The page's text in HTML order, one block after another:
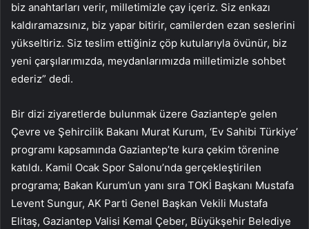
biz anahtarları verir, milletimizle çay içeriz. Siz enkazı
kaldıramazsınız, biz yapar bitirir, camilerden ezan seslerini
yükseltiriz. Siz teslim ettiğiniz çöp kutularıyla övünür, biz
yeni çarşılarımızda, meydanlarımızda milletimizle sohbet
ederiz” dedi.
Bir dizi ziyaretlerde bulunmak üzere Gaziantep’e gelen
Çevre ve Şehircilik Bakanı Murat Kurum, ‘Ev Sahibi Türkiye’
programı kapsamında Gaziantep’te kura çekim törenine
katıldı. Kamil Ocak Spor Salonu’nda gerçekleştirilen
programa; Bakan Kurum’un yanı sıra TOKİ Başkanı Mustafa
Levent Sungur, AK Parti Genel Başkan Vekili Mustafa
Elitaş, Gaziantep Valisi Kemal Çeber, Büyükşehir Belediye